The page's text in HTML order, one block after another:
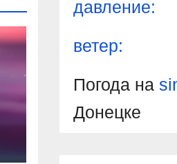
давление:
ветер:
Погода на
Донецке